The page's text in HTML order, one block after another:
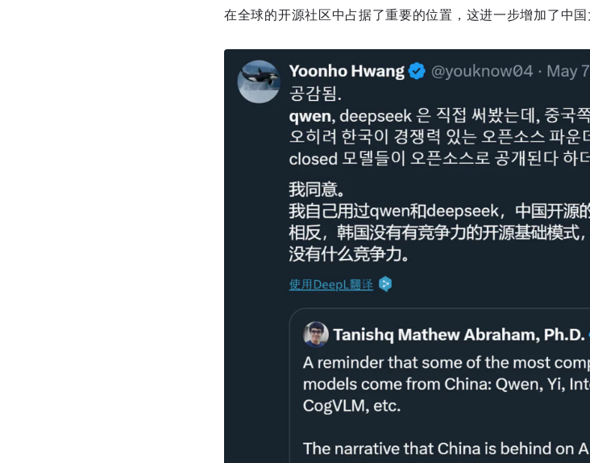
在全球的开源社区中占据了重要的位置，这进一步增加了中